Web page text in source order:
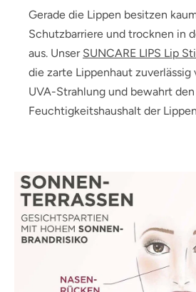
Gerade die Lippen besitzen
Schutzbarriere und trocknen in
aus. Unser SUNCARE LIPS Lip
die zarte Lippenhaut zuverlässig
UVA-Strahlung und bewahrt
Feuchtigkeitshaushalt der